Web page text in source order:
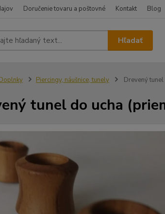
Doručenie tovaru a poštovné Kontakt Blog
Hľadať
Piercingy, náušnice, tunely Drevený
tunel do ucha